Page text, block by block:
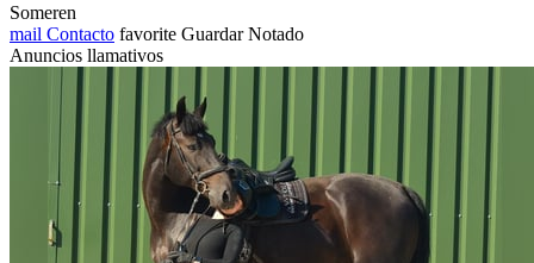
Someren
mail Contacto favorite Guardar Notado
Anuncios llamativos